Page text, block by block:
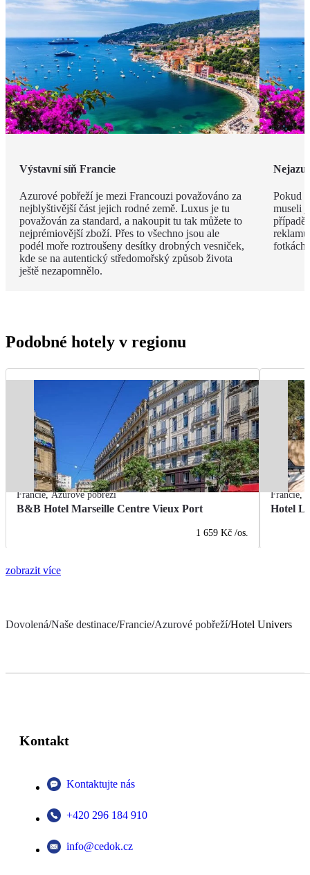
Výstavní síň Francie
Azurové pobřeží je mezi Francouzi považováno za
nejblyštivější část jejich rodné země. Luxus je tu
považován za standard, a nakoupit tu tak můžete to
nejprémiovější zboží. Přes to všechno jsou ale
podél moře roztroušeny desítky drobných vesniček,
kde se na autentický středomořský způsob života
ještě nezapomnělo.
Pokud
museli
případě
fotkách!
Podobné hotely v regionu
Francie,Azurové pobřeží
B&B Hotel Marseille Centre Vieux Port
1 659 Kč /os.
Francie,
Hotel
zobrazit více
Dovolená/Naše destinace/Francie/Azurové pobřeží/Hotel Univers
Kontakt
Kontaktujte nás
+420 296 184 910
info@cedok.cz